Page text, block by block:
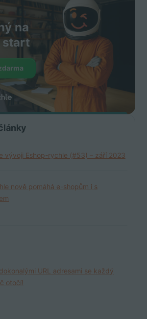
na
start
vývoji Eshop-rychle (#53) – září 2023
nově pomáhá e-shopům i s
URL adresami se každý
otočí!